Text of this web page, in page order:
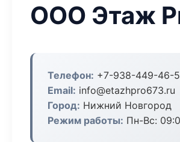
ООО Этаж
Телефон: +7-938-449-46-
Email: info@etazhpro673.ru
Город: Нижний Новгород
Режим работы: Пн-Вс: